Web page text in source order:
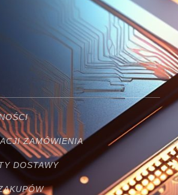
ZAMÓWIENIA
DOSTAWY